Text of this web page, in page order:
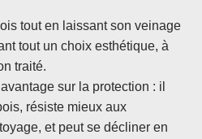
tout en laissant son veinage
tout un choix esthétique, à
traité.
sur la protection : il
résiste mieux aux
et peut se décliner en